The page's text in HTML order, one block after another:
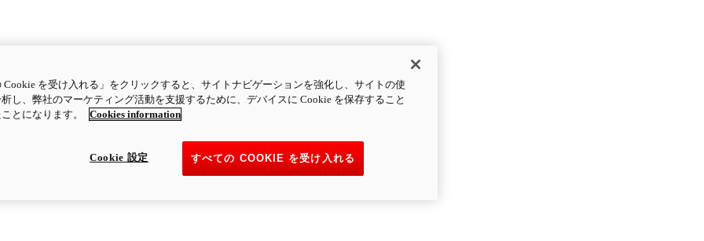
Cookie を受け入れる」をクリックすると、サイトナビゲーションを強化し、サイトの使
し、弊社のマーケティング活動を支援するために、デバイスに Cookie を保存すること
とになります。
Cookies information
すべての COOKIE を受け入れる
Cookie 設定